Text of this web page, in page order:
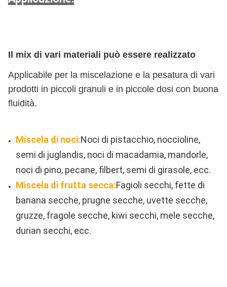
Il mix di vari materiali può essere realizzato
Applicabile per la miscelazione e la pesatura di vari
prodotti in piccoli granuli e in piccole dosi con buona
fluidità.
Miscela di noci:Noci di pistacchio, noccioline,
semi di juglandis, noci di macadamia, mandorle,
noci di pino, pecane, filbert, semi di girasole, ecc.
Miscela di frutta secca:Fagioli secchi, fette di
banana secche, prugne secche, uvette secche,
gruzze, fragole secche, kiwi secchi, mele secche,
durian secchi, ecc.